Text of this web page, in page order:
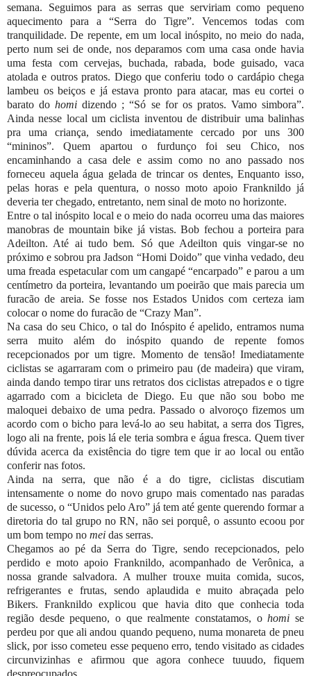
semana. Seguimos para as serras que serviriam como pequeno
aquecimento para a “Serra do Tigre”. Vencemos todas com
tranquilidade. De repente, em um local inóspito, no meio do nada,
perto num sei de onde, nos deparamos com uma casa onde havia
uma festa com cervejas, buchada, rabada, bode guisado, vaca
atolada e outros pratos. Diego que conferiu todo o cardápio chega
lambeu os beiços e já estava pronto para atacar, mas eu cortei o
barato dohomi dizendo ; “Só se for os pratos. Vamo simbora”.
Ainda nesse local um ciclista inventou de distribuir uma balinhas
pra uma criança, sendo imediatamente cercado por uns 300
“mininos”. Quem apartou o furdunço foi seu Chico, nos
encaminhando a casa dele e assim como no ano passado nos
forneceu aquela água gelada de trincar os dentes, Enquanto isso,
pelas horas e pela quentura, o nosso moto apoio Franknildo já
deveria ter chegado, entretanto, nem sinal de moto no horizonte.
Entre o tal inóspito local e o meio do nada ocorreu uma das maiores
manobras de mountain bike já vistas. Bob fechou a porteira para
Adeilton. Até ai tudo bem. Só que Adeilton quis vingar-se no
próximo e sobrou pra Jadson “Homi Doido” que vinha vedado, deu
uma freada espetacular com um cangapé “encarpado” e parou a um
centímetro da porteira, levantando um poeirão que mais parecia um
furacão de areia. Se fosse nos Estados Unidos com certeza iam
colocar o nome do furacão de “Crazy Man”.
Na casa do seu Chico, o tal do Inóspito é apelido, entramos numa
serra muito além do inóspito quando de repente fomos
recepcionados por um tigre. Momento de tensão! Imediatamente
ciclistas se agarraram com o primeiro pau (de madeira) que viram,
ainda dando tempo tirar uns retratos dos ciclistas atrepados e o tigre
agarrado com a bicicleta de Diego. Eu que não sou bobo me
maloquei debaixo de uma pedra. Passado o alvoroço fizemos um
acordo com o bicho para levá-lo ao seu habitat, a serra dos Tigres,
logo ali na frente, pois lá ele teria sombra e água fresca. Quem tiver
dúvida acerca da existência do tigre tem que ir ao local ou então
conferir nas fotos.
Ainda na serra, que não é a do tigre, ciclistas discutiam
intensamente o nome do novo grupo mais comentado nas paradas
de sucesso, o “Unidos pelo Aro” já tem até gente querendo formar a
diretoria do tal grupo no RN, não sei porquê, o assunto ecoou por
um bom tempo no mei das serras.
Chegamos ao pé da Serra do Tigre, sendo recepcionados, pelo
perdido e moto apoio Franknildo, acompanhado de Verônica, a
nossa grande salvadora. A mulher trouxe muita comida, sucos,
refrigerantes e frutas, sendo aplaudida e muito abraçada pelo
Bikers. Franknildo explicou que havia dito que conhecia toda
região desde pequeno, o que realmente constatamos, ohomi se
perdeu por que ali andou quando pequeno, numa monareta de pneu
slick, por isso cometeu esse pequeno erro, tendo visitado as cidades
circunvizinhas e afirmou que agora conhece tuuudo, fiquem
despreocupados.